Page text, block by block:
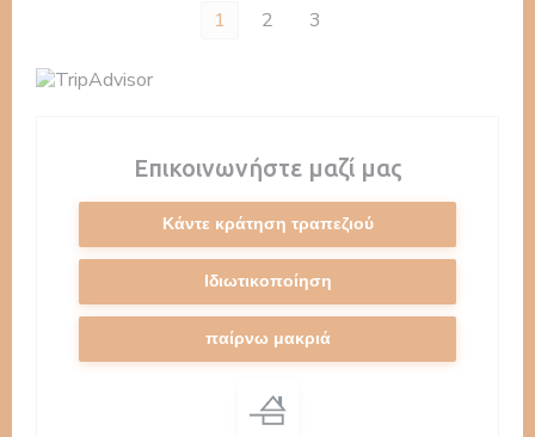
1 2 3
Επικοινωνήστε μαζί μας
Κάντε κράτηση τραπεζιού
Ιδιωτικοποίηση
παίρνω μακριά